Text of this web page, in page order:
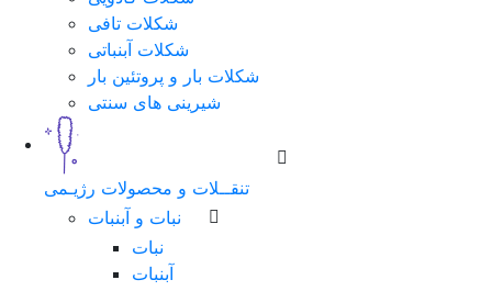
شکلات تافی
شکلات آبنباتی
شکلات بار و پروتئین بار
شیرینی های سنتی
تنقــلات و محصولات رژیـمی
نبات و آبنبات
نبات
آبنبات